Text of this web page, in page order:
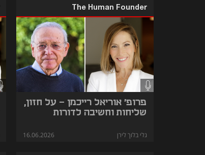
The Human Founder
פרופ' אוריאל רייכמן – על חזון,
שליחות וחשיבה לדורות
גלי בלוך לירן 16.06.2026